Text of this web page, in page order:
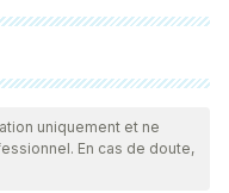
en profondeur
leur fiabilité, leur
de cet article a été
uniquement et ne
En cas de doute,